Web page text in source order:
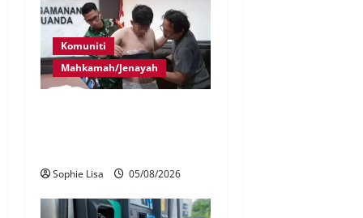
Komuniti
Mahkamah/Jenayah
Sophie Lisa 05/08/2026